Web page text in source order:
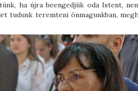
ha újra beengedjük oda Istent,
tudunk teremteni önmagunkban,